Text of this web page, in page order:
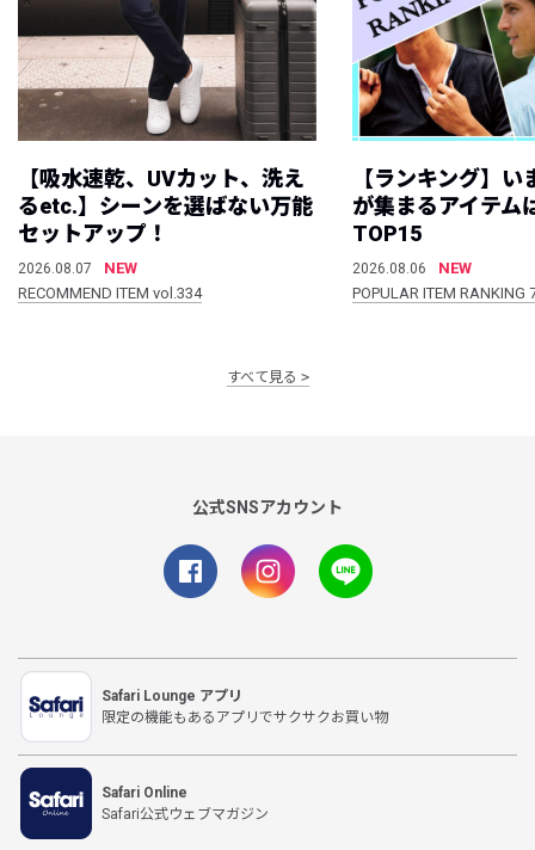
【吸水速乾、UVカット、洗え
るetc.】シーンを選ばない万能
セットアップ！
2026.08.07
NEW
RECOMMEND ITEM vol.334
【ランキング】
が集まるアイテム
TOP15
2026.08.06
NEW
POPULAR ITEM
すべて見る
公式SNSアカウント
Safari Lounge アプリ
限定の機能もあるアプリでサクサクお買い物
Safari Online
Safari公式ウェブマガジン